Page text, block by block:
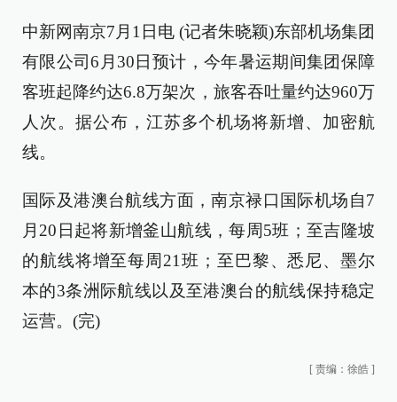
中新网南京7月1日电 (记者朱晓颖)东部机场集团
有限公司6月30日预计，今年暑运期间集团保障
客班起降约达6.8万架次，旅客吞吐量约达960万
人次。据公布，江苏多个机场将新增、加密航
线。
国际及港澳台航线方面，南京禄口国际机场自7
月20日起将新增釜山航线，每周5班；至吉隆坡
的航线将增至每周21班；至巴黎、悉尼、墨尔
本的3条洲际航线以及至港澳台的航线保持稳定
运营。(完)
[ 责编：徐皓 ]